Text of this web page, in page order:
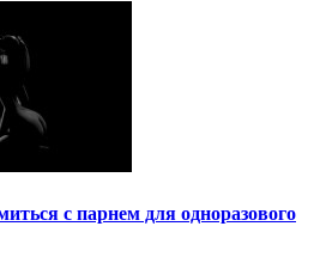
с парнем для одноразового